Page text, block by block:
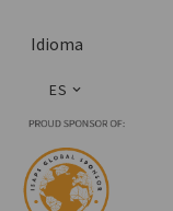
Idioma
ES